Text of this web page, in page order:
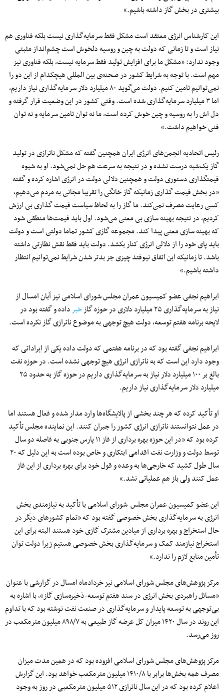
بیشتری در بخش گاز داشته باشیم.»
این کارشناس انرژی معتقد است مشکل فقط سرمایه‌گذاری نیست بلکه فناوری هم
نیاز است و تا زمانی که دولت به چین و روسیه دلخوش است چشم‌انداز مثبتی
وجود ندارد: «مشکل ما برای افزایش تولید فقط سرمایه نیست، بلکه فناوری نیز
مهم است. با توجه به شرایط کشور در صحنه‌ی بین المللی هیچکدام از این دو را
نمی‌توانیم تامین کنیم. دولت می‌گوید ۸۰ میلیارد دلار سرمایه‌گذاری نیاز داریم،
اما ۳ میلیارد سرمایه‌گذاری شده است. وقتی کشور در این وضعیت قرار گرفته و
دل اش را به روسیه و چین خوش کرده است، ما نه توان تامین سرمایه و نه توان
فنی خواهیم داشت.»
رئیس اتحادیه انجمن‌های انرژی ایران همچنین گفته که مشکل ناترازی در تولید
گاز یک‌شبه درست نشده و در نتیجه به سرعت هم حل نمی‌شود. او به شیوه
قیمتگذاری دستوری دولت و همچنین دلالی دولت در انرژی اشاره کرده و گفته
«در بخش قیمت گذاری زمانیکه گاز خانگی را تقریبا مجانی به مردم می‌دهیم،
کسی رعایت مصرف نمی‌کند. ما گاز را به لحاظ سیاست قیمت گذاری بی ارزش
کردیم، در نتیجه بهینه سازی بی معنی می‌شود. اول باید قیمت‌ها منطقی شود
که بهینه سازی معنی پیدا کند. مجموعه گازی کشور تماما دولتی است و دولت
باید پای خود را از دلالی انرژی کنار بکشد. دولت باید فقط نقش نظارتی داشته
باشد. تا زمانیکه این اتفاق نیوفتد چیزی جز بدتر شدن شرایط نمی‌توانیم انتظار
داشته باشیم.»
ابراهیم نجفی عضو کمیسیون عمران مجلس شورای اسلامی نیز آبان امسال از
نیاز به سرمایه‌گذاری ۲۵ میلیارد دلاری در حوزه گاز
خبرداده و گفته بود در
لایحه برنامه هفتم توسعه، دولت هیچ توجهی به موضوع ناترازی گاز نکرده است.
ابراهیم نجفی گفته بود که در برنامه هفتمی که دولت داده یکی از ایراداتی که
وجود دارد این است که به ناترازی انرژی هیچ توجهی نشده است. در حوزه نفت
بالغ بر ۱۰۰ میلیارد دلار نیاز به سرمایه‌گذاری داریم در حوزه گاز به حدود ۲۵
میلیارد دلار سرمایه‌گذاری نیاز داریم.
او تأکید کرده که هر چند بخشی از پالایشگاه‌ها وارد مدار شده و فعال هستند اما
در عمل نتوانستند ناترازی انرژی کشور را جبران کنند. این نماینده مجلس تأکید
کرده بود که «در این حوزه بهره برداری از فاز ۱۱ پارس جنوبی به فاصله دو سال
توسط دولت و وزارت نفت اقدامی ابتکاری و خاص بوده است به این دلیل که ۲۰
سال طول کشید که خارجی‌ها به وعده و قول خود برای بهره برداری از این فاز
عمل کنند ولی باز هم عملیاتی نشد.»
این عضو کمیسیون عمران مجلس شورای اسلامی با تأکید به نیازمندی بخش
انرژی به سرمایه‌گذاری بخش خصوصی گفته بود که «تمام کشورهای دیگر در
حال استخراج و بهره برداری از میادین مشترک گازی خود هستند البته برای این
استخراج نیازمند کمک و سرمایه‌گذاری بخش خصوصی هستیم زیرا دولت توان
تأمین منابع لازم را ندارد.»
مرکز پژوهش‌های مجلس شورای اسلامی نیز خردادماه امسال در گزارشی با عنوان
«مسائل راهبردی بخش انرژی در سند هفتم توسعه-ذخیره‌سازی گاز»، با اشاره به
بی‌توجهی به توسعه پایدار و سرمایه‌گذاری در صنعت نفت نوشته بود که با تداوم
این روند در سال ۱۴۲۰ میزان کل عرضه گاز طبیعی به ۸۹۸/۷ میلیون مترمکعب در
روز می‌رسد.
مرکز پژوهش‌های مجلس شورای اسلامی افزوده بود که در همین مدت میزان
مصرف همه بخش‌ها برابر با ۱۴۱۰/۸ میلیون مترمکعب خواهد بود. این گزارش
اعلام کرده بود که در این سال ناترازی ۵۱۲ میلیون مترمکعبی در روز به وجود